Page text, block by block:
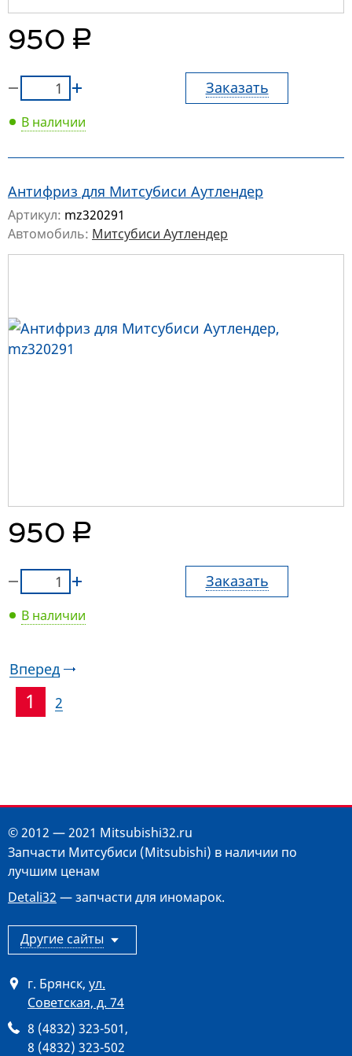
950 руб.
Заказать
В наличии
Антифриз для Митсубиси Аутлендер
Артикул: mz320291
Автомобиль: Митсубиси Аутлендер
950 руб.
Заказать
В наличии
Вперед
1 2
© 2012 — 2021 Mitsubishi32.ru
Запчасти Митсубиси (Mitsubishi) в наличии по
лучшим ценам
Detali32 — запчасти для иномарок.
Другие сайты
г. Брянск, ул.
Советская, д. 74
8 (4832) 323-501,
8 (4832) 323-502